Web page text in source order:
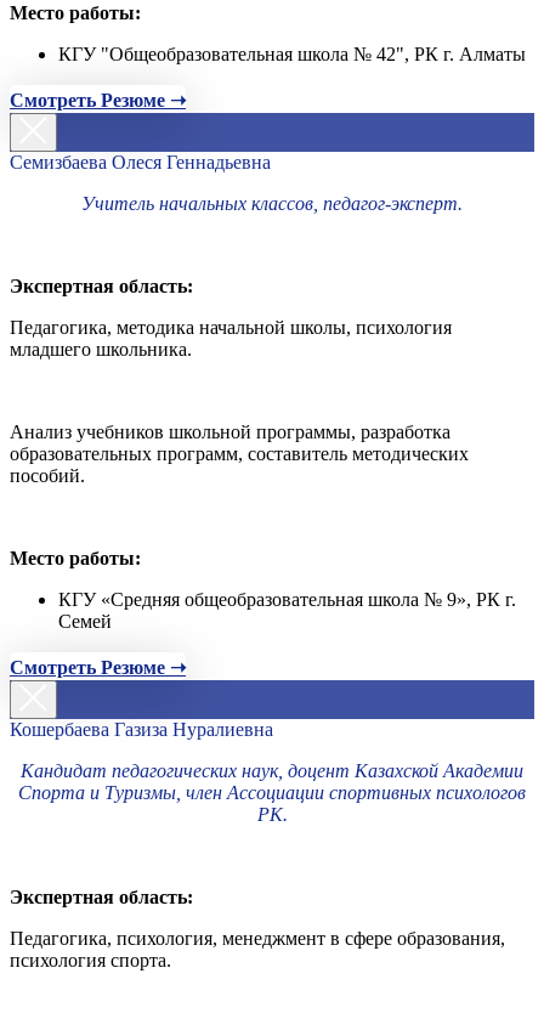
Место работы:
КГУ "Общеобразовательная школа № 42", РК г. Алматы
Смотреть Резюме ➝
Семизбаева Олеся Геннадьевна
Учитель начальных классов, педагог-эксперт.
Экспертная область:
Педагогика, методика начальной школы, психология
младшего школьника.
Анализ учебников школьной программы, разработка
образовательных программ, составитель методических
пособий.
Место работы:
КГУ «Средняя общеобразовательная школа № 9», РК г.
Семей
Смотреть Резюме ➝
Кошербаева Газиза Нуралиевна
Кандидат педагогических наук, доцент Казахской Академии
Спорта и Туризмы, член Ассоциации спортивных психологов
РК.
Экспертная область:
Педагогика, психология, менеджмент в сфере образования,
психология спорта.